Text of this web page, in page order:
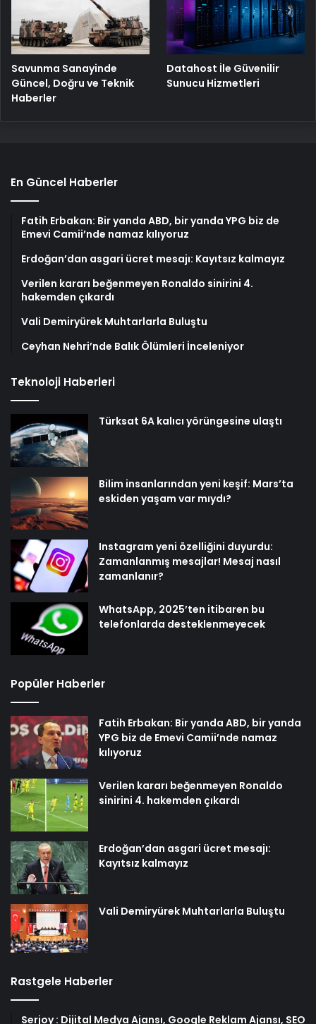
Savunma Sanayinde
Güncel, Doğru ve Teknik
Haberler
Datahost İle Güvenilir
Sunucu Hizmetleri
En Güncel Haberler
Fatih Erbakan: Bir yanda ABD, bir yanda YPG biz de
Emevi Camii’nde namaz kılıyoruz
Erdoğan’dan asgari ücret mesajı: Kayıtsız kalmayız
Verilen kararı beğenmeyen Ronaldo sinirini 4.
hakemden çıkardı
Vali Demiryürek Muhtarlarla Buluştu
Ceyhan Nehri’nde Balık Ölümleri İnceleniyor
Teknoloji Haberleri
Türksat 6A kalıcı yörüngesine ulaştı
Bilim insanlarından yeni keşif: Mars’ta
eskiden yaşam var mıydı?
Instagram yeni özelliğini duyurdu:
Zamanlanmış mesajlar! Mesaj nasıl
zamanlanır?
WhatsApp, 2025’ten itibaren bu
telefonlarda desteklenmeyecek
Popüler Haberler
Fatih Erbakan: Bir yanda ABD, bir yanda
YPG biz de Emevi Camii’nde namaz
kılıyoruz
Verilen kararı beğenmeyen Ronaldo
sinirini 4. hakemden çıkardı
Erdoğan’dan asgari ücret mesajı:
Kayıtsız kalmayız
Vali Demiryürek Muhtarlarla Buluştu
Rastgele Haberler
Serjoy : Dijital Medya Ajansı, Google Reklam Ajansı, SEO